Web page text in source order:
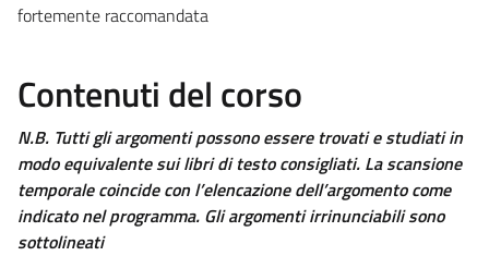
fortemente raccomandata
Contenuti del corso
N.B. Tutti gli argomenti possono essere trovati e studiati in
modo equivalente sui libri di testo consigliati. La scansione
temporale coincide con l’elencazione dell’argomento come
indicato nel programma. Gli argomenti irrinunciabili sono
sottolineati